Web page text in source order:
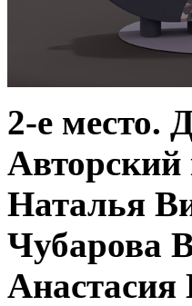
2-е место.
Авторский
Наталья
Чубарова